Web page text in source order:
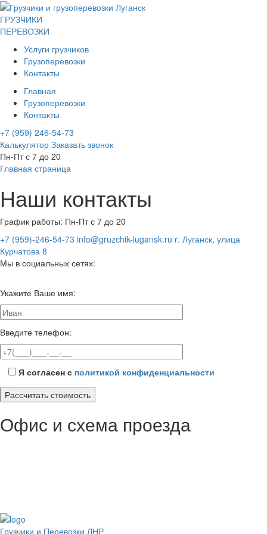
ГРУЗЧИКИ
ПЕРЕВОЗКИ
Услуги грузчиков
Грузоперевозки
Контакты
Главная
Грузоперевозки
Контакты
+7 (959) 246-54-73
Калькулятор Заказать звонок
Пн-Пт с 7 до 20
Главная страница
Наши контакты
График работы: Пн-Пт с 7 до 20
+7 (959)-246-54-73 info@gruzchik-lugansk.ru г. Луганск, улица
Курчатова 8
Мы в социальных сетях:
Укажите Ваше имя:
Введите телефон:
Я согласен с политикой конфиденциальности
Офис и схема проезда
Грузчики и Перевозки ЛНР